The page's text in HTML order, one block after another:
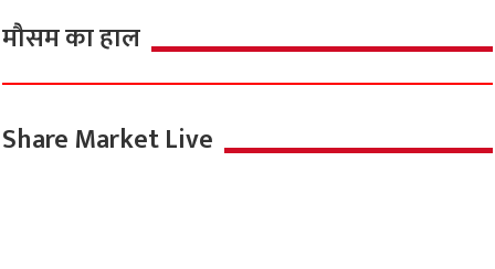
मौसम का हाल
Share Market Live